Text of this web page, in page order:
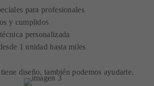
para profesionales
y cumplidos
personalizada
1 unidad hasta miles
diseño, también podemos ayudarte.